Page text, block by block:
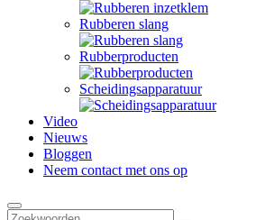
Rubberen slang
Rubberproducten
Scheidingsapparatuur
Video
Nieuws
Bloggen
Neem contact met ons op